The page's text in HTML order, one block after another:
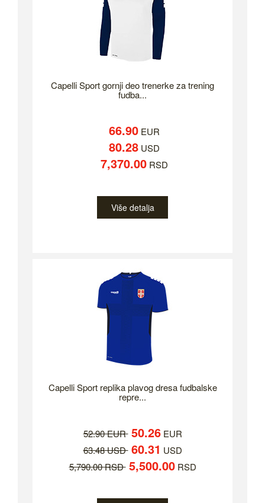
Capelli Sport gornji deo trenerke za trening
fudba...
66.90EUR
80.28USD
7,370.00RSD
Više detalja
Capelli Sport replika plavog dresa fudbalske
repre...
52.90 EUR 50.26EUR
63.48 USD 60.31 USD
5,790.00 RSD 5,500.00RSD